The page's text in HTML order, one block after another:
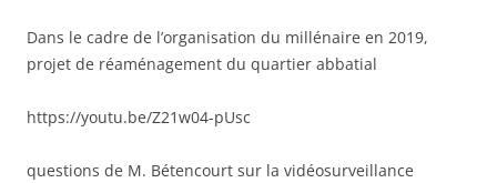
Dans le cadre de l’organisation du millénaire en 2019,
projet de réaménagement du quartier abbatial
https://youtu.be/Z21w04-pUsc
questions de M. Bétencourt sur la vidéosurveillance